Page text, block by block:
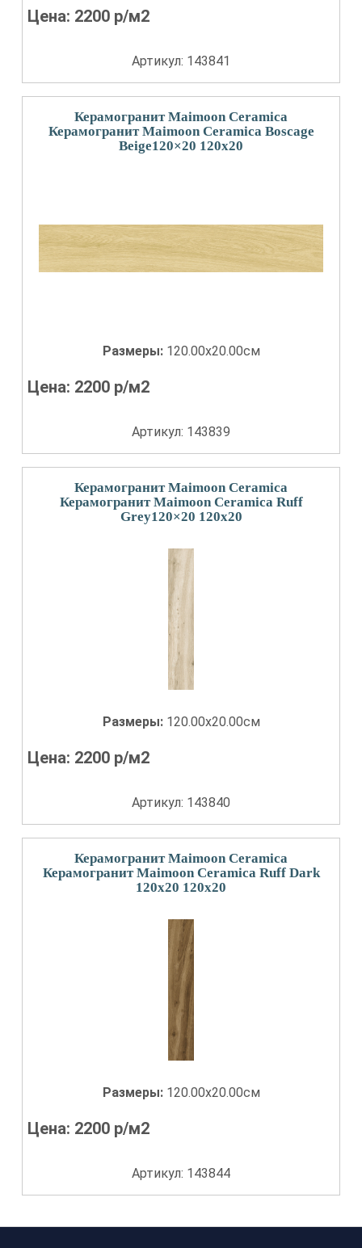
Цена: 2200 р/м2
Артикул: 143841
Керамогранит Maimoon Ceramica
Керамогранит Maimoon Ceramica Boscage
Beige120×20 120x20
Размеры: 120.00x20.00см
Цена: 2200 р/м2
Артикул: 143839
Керамогранит Maimoon Ceramica
Керамогранит Maimoon Ceramica Ruff
Grey120×20 120x20
Размеры: 120.00x20.00см
Цена: 2200 р/м2
Артикул: 143840
Керамогранит Maimoon Ceramica
Керамогранит Maimoon Ceramica Ruff Dark
120x20 120x20
Размеры: 120.00x20.00см
Цена: 2200 р/м2
Артикул: 143844